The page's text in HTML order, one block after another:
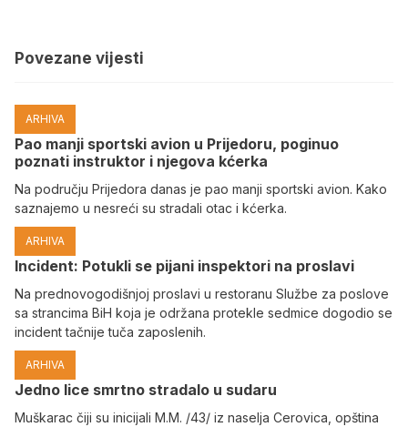
Povezane vijesti
ARHIVA
Pao manji sportski avion u Prijedoru, poginuo
poznati instruktor i njegova kćerka
Na području Prijedora danas je pao manji sportski avion. Kako
saznajemo u nesreći su stradali otac i kćerka.
ARHIVA
Incident: Potukli se pijani inspektori na proslavi
Na prednovogodišnjoj proslavi u restoranu Službe za poslove
sa strancima BiH koja je održana protekle sedmice dogodio se
incident tačnije tuča zaposlenih.
ARHIVA
Јedno lice smrtno stradalo u sudaru
Muškarac čiji su inicijali M.M. /43/ iz naselja Cerovica, opština